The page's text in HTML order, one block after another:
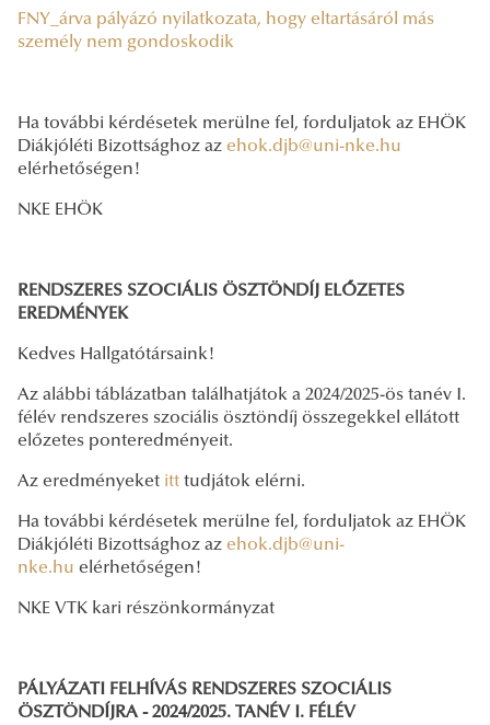
FNY_árva pályázó nyilatkozata, hogy eltartásáról más
személy nem gondoskodik
Ha további kérdésetek merülne fel, forduljatok az EHÖK
Diákjóléti Bizottsághoz az ehok.djb@uni-nke.hu
elérhetőségen!
NKE EHÖK
RENDSZERES SZOCIÁLIS ÖSZTÖNDÍJ ELŐZETES
EREDMÉNYEK
Kedves Hallgatótársaink!
Az alábbi táblázatban találhatjátok a 2024/2025-ös tanév I.
félév rendszeres szociális ösztöndíj összegekkel ellátott
előzetes ponteredményeit.
Az eredményeket itt tudjátok elérni.
Ha további kérdésetek merülne fel, forduljatok az EHÖK
Diákjóléti Bizottsághoz az ehok.djb@uni-
nke.hu elérhetőségen!
NKE VTK kari részönkormányzat
PÁLYÁZATI FELHÍVÁS RENDSZERES SZOCIÁLIS
ÖSZTÖNDÍJRA - 2024/2025. TANÉV I. FÉLÉV